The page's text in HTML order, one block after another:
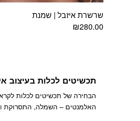
שרשרת איזבל | שמנת
₪280.00
תכשיטים לכלות בעיצוב
הבחירה של תכשיטים לכלות
האלמנטים – השמלה, התסרוקת